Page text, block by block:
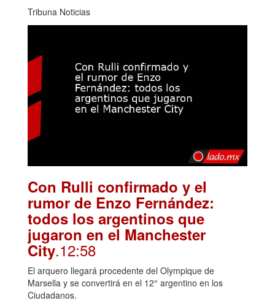
Tribuna Noticias
Con Rulli confirmado y el
rumor de Enzo Fernández:
todos los argentinos que
jugaron en el Manchester
City.12:58
El arquero llegará procedente del Olympique de
Marsella y se convertirá en el 12° argentino en los
Ciudadanos.